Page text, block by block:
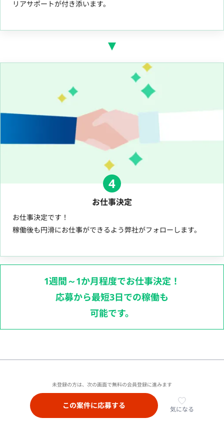
リアサポートが付き添います。
4
お仕事決定
お仕事決定です！
稼働後も円滑にお仕事ができるよう弊社がフォローします。
1週間～1か月程度でお仕事決定！
応募から最短3日での稼働も
可能です。
未登録の方は、次の画面で無料の会員登録に進みます
この案件に応募する 気になる